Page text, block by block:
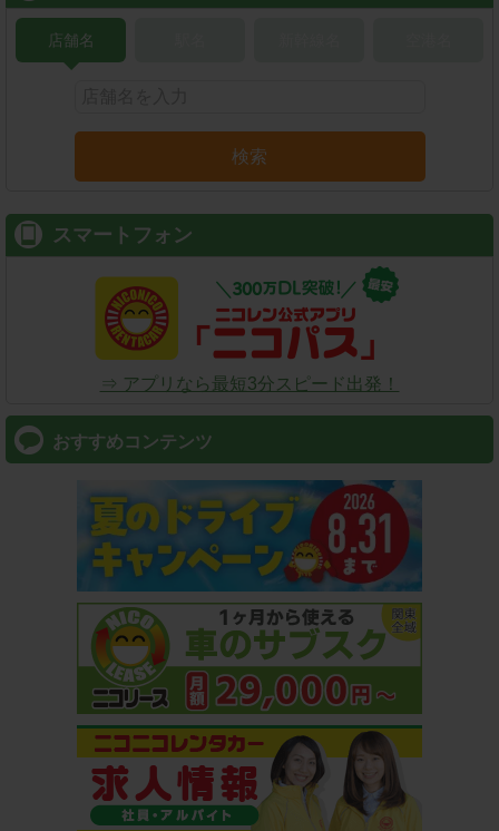
店舗名
検索
スマートフォン
⇒ アプリなら最短3分スピード出発！
おすすめコンテンツ